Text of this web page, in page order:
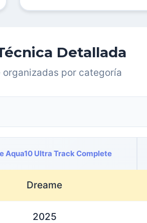
Detallada
por categoría
Aqua10 Ultra Track Complete
Dreame
2025